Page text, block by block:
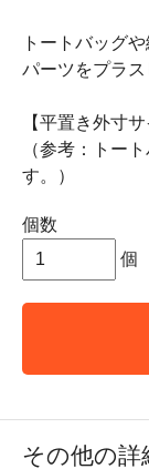
トートバッグ
パーツをプラ
【平置き外寸
（参考：トー
す。）
個数
個
その他の詳